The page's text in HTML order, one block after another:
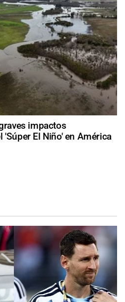
impactos
El Niño' en América